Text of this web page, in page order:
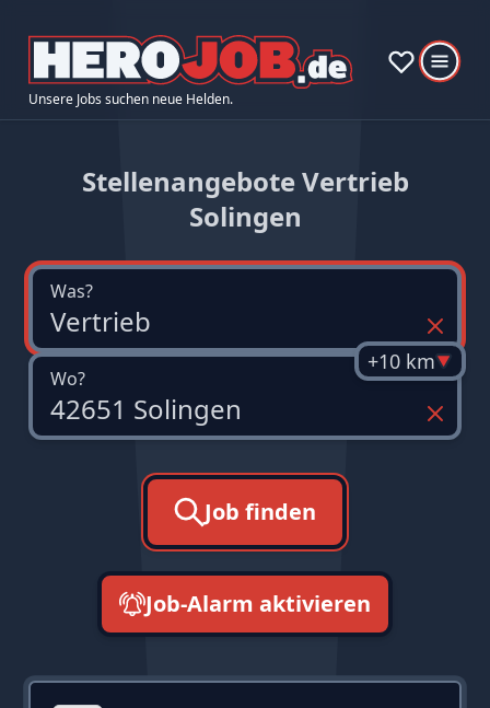
Unsere Jobs suchen neue Helden.
Stellenangebote Vertrieb
Solingen
Was?
Wo?
+10 km
Job finden
Job-Alarm aktivieren